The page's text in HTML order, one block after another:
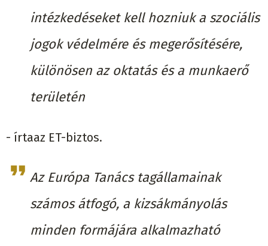
intézkedéseket kell hozniuk a szociális
jogok védelmére és megerősítésére,
különösen az oktatás és a munkaerő
területén
- írtaaz ET-biztos.
Az Európa Tanács tagállamainak
számos átfogó, a kizsákmányolás
minden formájára alkalmazható